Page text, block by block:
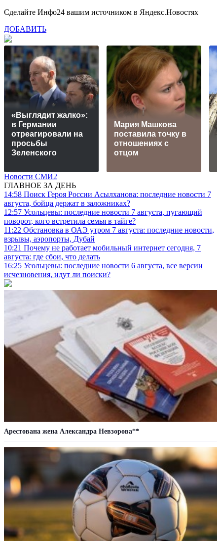
Сделайте Инфо24 вашим источником в Яндекс.Новостях
ДОБАВИТЬ
«Выглядит жалко»:
в Германии
отреагировали на
просьбы
Зеленского
Мария Машкова
поставила точку в
отношениях с
отцом
Новости СМИ2
ГЛАВНОЕ ЗА ДЕНЬ
14:58 Поиск Героя России Асылханова: последние новости 7
августа, бойца держат в заложниках?
12:57 Усольцевы: последние новости 7 августа, пугающий
поворот, кого встретила семья в тайге?
11:22 Обстановка в ОАЭ утром 7 августа: последние новости,
взрывы, аэропорты, Дубай
10:21 Почему не работает мобильный интернет сегодня, 7
августа: где сбои, что делать
16:25 Усольцевы: последние новости 6 августа, все версии
исчезновения, идут ли поиски?
Арестована жена Александра Невзорова**